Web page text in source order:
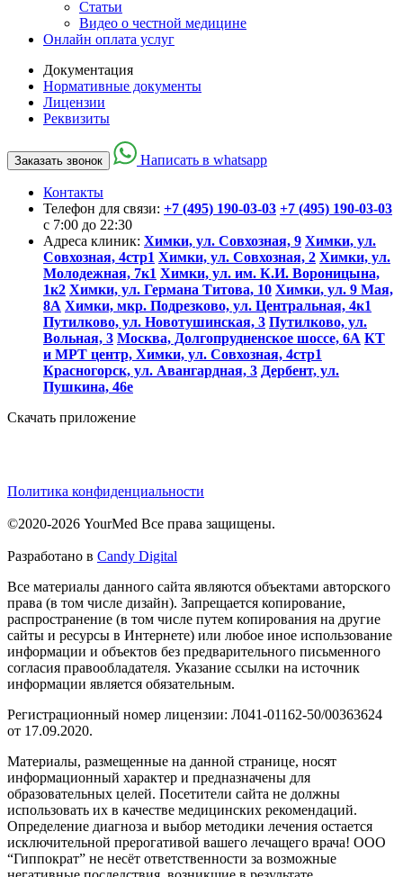
Статьи
Видео о честной медицине
Онлайн оплата услуг
Документация
Нормативные документы
Лицензии
Реквизиты
Заказать звонок Написать в whatsapp
Контакты
Телефон для связи: +7 (495) 190-03-03 +7 (495) 190-03-03
c 7:00 до 22:30
Адреса клиник: Химки, ул. Совхозная, 9 Химки, ул.
Совхозная, 4стр1 Химки, ул. Совхозная, 2 Химки, ул.
Молодежная, 7к1 Химки, ул. им. К.И. Вороницына,
1к2 Химки, ул. Германа Титова, 10 Химки, ул. 9 Мая,
8А Химки, мкр. Подрезково, ул. Центральная, 4к1
Путилково, ул. Новотушинская, 3 Путилково, ул.
Вольная, 3 Москва, Долгопрудненское шоссе, 6А КТ
и МРТ центр, Химки, ул. Совхозная, 4стр1
Красногорск, ул. Авангардная, 3 Дербент, ул.
Пушкина, 46е
Скачать приложение
Политика конфиденциальности
©2020-2026 YourMed Все права защищены.
Разработано в Candy Digital
Все материалы данного сайта являются объектами авторского
права (в том числе дизайн). Запрещается копирование,
распространение (в том числе путем копирования на другие
сайты и ресурсы в Интернете) или любое иное использование
информации и объектов без предварительного письменного
согласия правообладателя. Указание ссылки на источник
информации является обязательным.
Регистрационный номер лицензии: Л041-01162-50/00363624
от 17.09.2020.
Материалы, размещенные на данной странице, носят
информационный характер и предназначены для
образовательных целей. Посетители сайта не должны
использовать их в качестве медицинских рекомендаций.
Определение диагноза и выбор методики лечения остается
исключительной прерогативой вашего лечащего врача! ООО
“Гиппократ” не несёт ответственности за возможные